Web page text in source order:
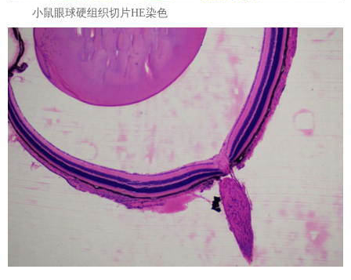
小鼠眼球硬组织切片HE染色